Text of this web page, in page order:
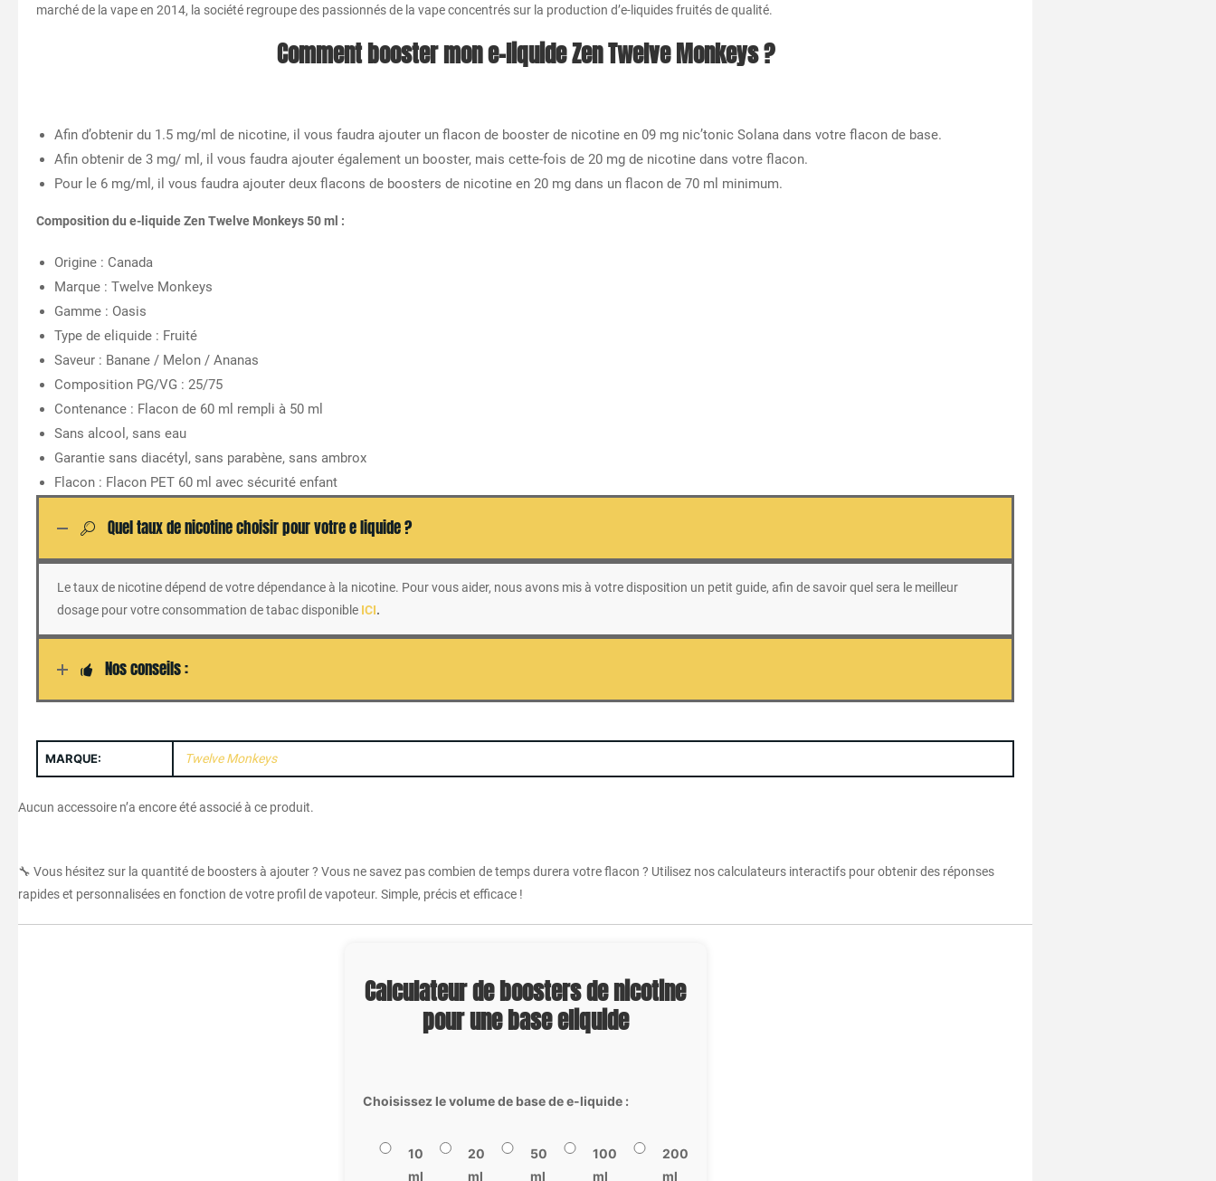
marché de la vape en 2014, la société regroupe des passionnés de la vape concentrés sur la production d’e-liquides fruités de qualité.
Comment booster mon e-liquide Zen Twelve Monkeys ?
Afin d’obtenir du 1.5 mg/ml de nicotine, il vous faudra ajouter un flacon de booster de nicotine en 09 mg nic’tonic Solana dans votre flacon de base.
Afin obtenir de 3 mg/ ml, il vous faudra ajouter également un booster, mais cette-fois de 20 mg de nicotine dans votre flacon.
Pour le 6 mg/ml, il vous faudra ajouter deux flacons de boosters de nicotine en 20 mg dans un flacon de 70 ml minimum.
Composition du e-liquide Zen Twelve Monkeys 50 ml :
Origine : Canada
Marque : Twelve Monkeys
Gamme : Oasis
Type de eliquide : Fruité
Saveur : Banane / Melon / Ananas
Composition PG/VG : 25/75
Contenance : Flacon de 60 ml rempli à 50 ml
Sans alcool, sans eau
Garantie sans diacétyl, sans parabène, sans ambrox
Flacon : Flacon PET 60 ml avec sécurité enfant
Quel taux de nicotine choisir pour votre e liquide ?
Le taux de nicotine dépend de votre dépendance à la nicotine. Pour vous aider, nous avons mis à votre disposition un petit guide, afin de savoir quel sera le meilleur
dosage pour votre consommation de tabac disponible ICI.
Nos conseils :
MARQUE: Twelve Monkeys
Aucun accessoire n’a encore été associé à ce produit.
🔧 Vous hésitez sur la quantité de boosters à ajouter ? Vous ne savez pas combien de temps durera votre flacon ? Utilisez nos calculateurs interactifs pour obtenir des réponses
rapides et personnalisées en fonction de votre profil de vapoteur. Simple, précis et efficace !
Calculateur de boosters de nicotine
pour une base eliquide
Choisissez le volume de base de e-liquide :
10
ml
20
ml
50
ml
100
ml
200
ml